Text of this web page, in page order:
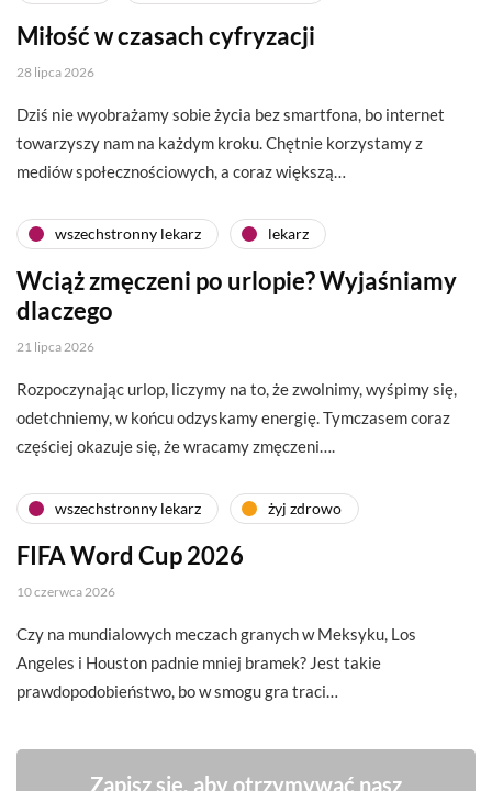
Miłość w czasach cyfryzacji
28 lipca 2026
Dziś nie wyobrażamy sobie życia bez smartfona, bo internet
towarzyszy nam na każdym kroku. Chętnie korzystamy z
mediów społecznościowych, a coraz większą…
wszechstronny lekarz lekarz
Wciąż zmęczeni po urlopie? Wyjaśniamy
dlaczego
21 lipca 2026
Rozpoczynając urlop, liczymy na to, że zwolnimy, wyśpimy się,
odetchniemy, w końcu odzyskamy energię. Tymczasem coraz
częściej okazuje się, że wracamy zmęczeni….
wszechstronny lekarz żyj zdrowo
FIFA Word Cup 2026
10 czerwca 2026
Czy na mundialowych meczach granych w Meksyku, Los
Angeles i Houston padnie mniej bramek? Jest takie
prawdopodobieństwo, bo w smogu gra traci…
Zapisz się, aby otrzymywać nasz